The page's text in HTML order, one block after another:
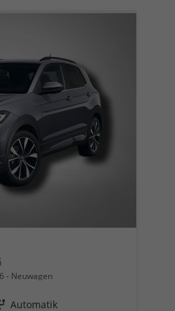
Neuwagen
Getriebe Automatik